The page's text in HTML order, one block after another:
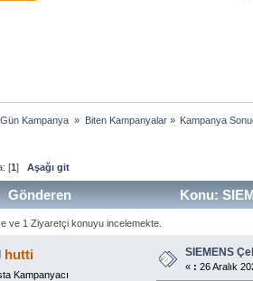
Kampanya » Biten Kampanyalar» Kampanya
[1]Aşağı git
Gönderen Konu:
ve 1 Ziyaretçi konuyu incelemekte.
hutti
Kampanyacı
SIEMENS
« : 26 Aralık